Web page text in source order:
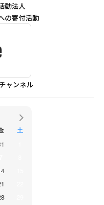
動法人
の寄付活動
ャンネル
土